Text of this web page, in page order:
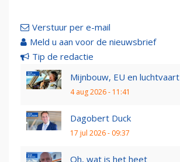
Verstuur per e-mail
Meld u aan voor de nieuwsbrief
Tip de redactie
Mijnbouw, EU en luchtvaart
4 aug 2026 - 11:41
Dagobert Duck
17 jul 2026 - 09:37
Oh, wat is het heet